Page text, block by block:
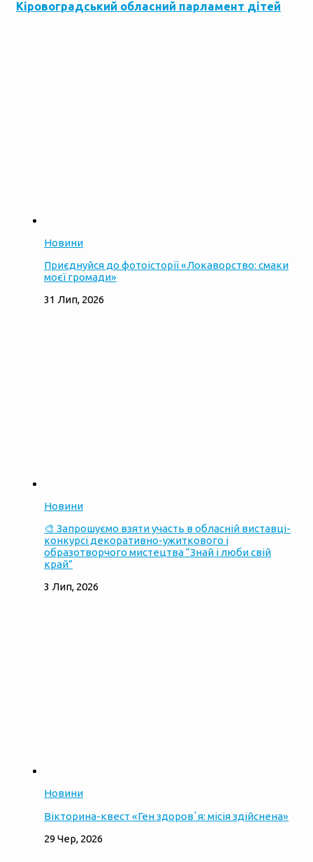
Кіровоградський обласний парламент дітей
Новини
Приєднуйся до фотоісторії «Локаворство: смаки
моєї громади»
31 Лип, 2026
Новини
🎨 Запрошуємо взяти участь в обласній виставці-
конкурсі декоративно-ужиткового і
образотворчого мистецтва “Знай і люби свій
край”
3 Лип, 2026
Новини
Вікторина-квест «Ген здоровʼя: місія здійснена»
29 Чер, 2026